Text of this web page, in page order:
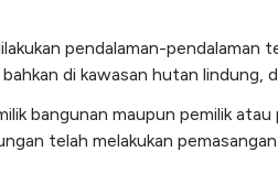
pendalaman-pendalaman
di kawasan hutan lindung,
bangunan maupun pemilik
telah melakukan